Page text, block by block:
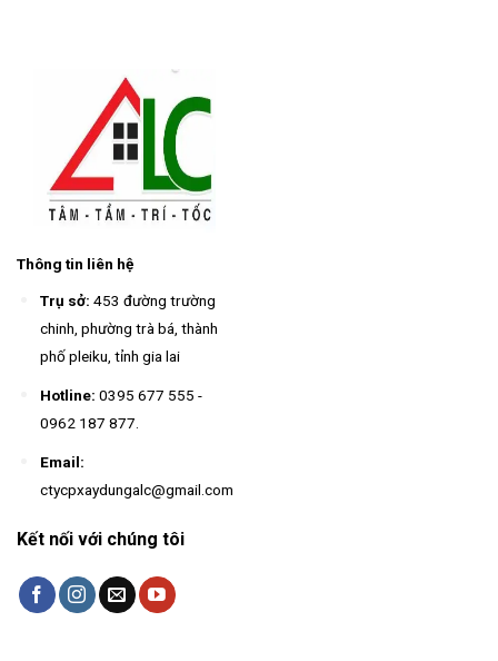
Thông tin liên hệ
Trụ sở: 453 đường trường
chinh, phường trà bá, thành
phố pleiku, tỉnh gia lai
Hotline: 0395 677 555 -
0962 187 877
Email:
ctycpxaydungalc@gmail.com
Kết nối với chúng tôi